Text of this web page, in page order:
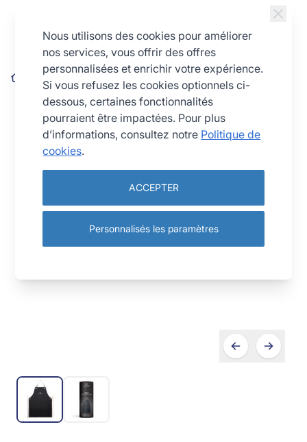
Tablier de cuisine
Nous utilisons des cookies pour améliorer
nos services, vous offrir des offres
personnalisées et enrichir votre expérience.
Si vous refusez les cookies optionnels ci-
dessous, certaines fonctionnalités
pourraient être impactées. Pour plus
d’informations, consultez notre Politique de
cookies.
ACCEPTER
Personnalisés les paramètres